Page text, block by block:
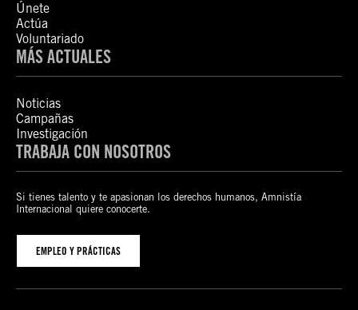
Únete
Actúa
Voluntariado
MÁS ACTUALES
Noticias
Campañas
Investigación
TRABAJA CON NOSOTROS
Si tienes talento y te apasionan los derechos humanos, Amnistía
Internacional quiere conocerte.
EMPLEO Y PRÁCTICAS